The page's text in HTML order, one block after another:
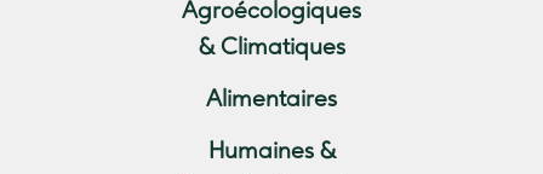
Agroécologiques
& Climatiques
Alimentaires
Humaines &